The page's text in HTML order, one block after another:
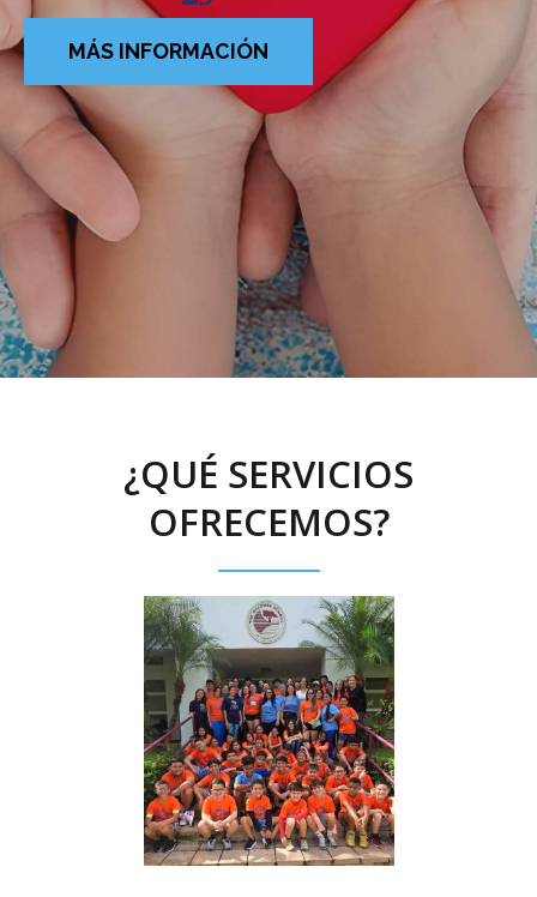
MÁS INFORMACIÓN
¿QUÉ SERVICIOS
OFRECEMOS?